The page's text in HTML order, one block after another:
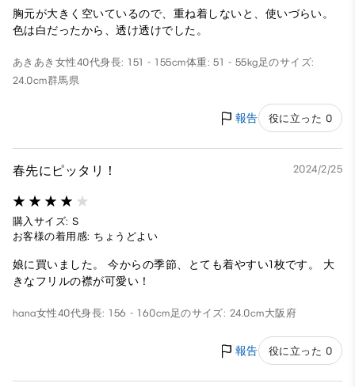
胸元が大きく空いているので、重ね着しないと、使いづらい。
色は白だったから、透け透けでした。
あきあき 女性40代身長: 151 - 155cm体重: 51 - 55kg足のサイズ:
24.0cm群馬県
報告 役に立った 0
春先にピッタリ！ 2024/2/25
購入サイズ: S
お客様の着用感: ちょうどよい
娘に買いました。 今からの季節、とても着やすい1枚です。 大
きなフリルの襟が可愛い！
hana女性40代身長: 156 - 160cm足のサイズ: 24.0cm大阪府
報告 役に立った 0